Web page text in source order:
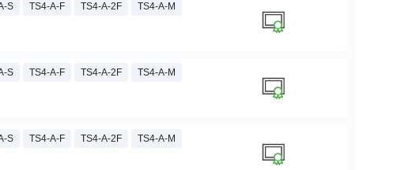
S TS4-A-F TS4-A-2F TS4-A-M
S TS4-A-F TS4-A-2F TS4-A-M
S TS4-A-F TS4-A-2F TS4-A-M